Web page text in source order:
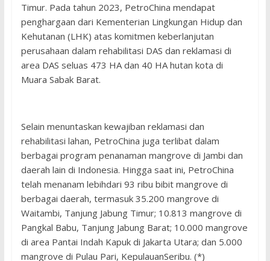
Timur. Pada tahun 2023, PetroChina mendapat
penghargaan dari Kementerian Lingkungan Hidup dan
Kehutanan (LHK) atas komitmen keberlanjutan
perusahaan dalam rehabilitasi DAS dan reklamasi di
area DAS seluas 473 HA dan 40 HA hutan kota di
Muara Sabak Barat.
Selain menuntaskan kewajiban reklamasi dan
rehabilitasi lahan, PetroChina juga terlibat dalam
berbagai program penanaman mangrove di Jambi dan
daerah lain di Indonesia. Hingga saat ini, PetroChina
telah menanam lebihdari 93 ribu bibit mangrove di
berbagai daerah, termasuk 35.200 mangrove di
Waitambi, Tanjung Jabung Timur; 10.813 mangrove di
Pangkal Babu, Tanjung Jabung Barat; 10.000 mangrove
di area Pantai Indah Kapuk di Jakarta Utara; dan 5.000
mangrove di Pulau Pari, KepulauanSeribu. (*)